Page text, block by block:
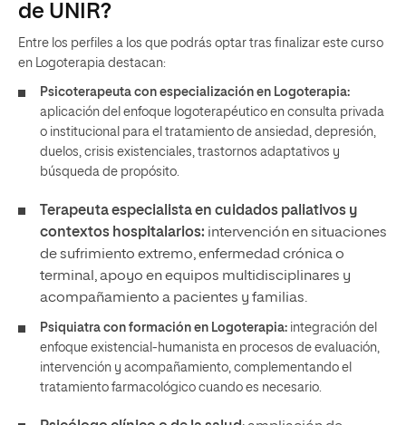
de UNIR?
Entre los perfiles a los que podrás optar tras finalizar este curso
en Logoterapia destacan:
Psicoterapeuta con especialización en Logoterapia:
aplicación del enfoque logoterapéutico en consulta privada
o institucional para el tratamiento de ansiedad, depresión,
duelos, crisis existenciales, trastornos adaptativos y
búsqueda de propósito.
Terapeuta especialista en cuidados paliativos y
contextos hospitalarios: intervención en situaciones
de sufrimiento extremo, enfermedad crónica o
terminal, apoyo en equipos multidisciplinares y
acompañamiento a pacientes y familias.
Psiquiatra con formación en Logoterapia: integración del
enfoque existencial-humanista en procesos de evaluación,
intervención y acompañamiento, complementando el
tratamiento farmacológico cuando es necesario.